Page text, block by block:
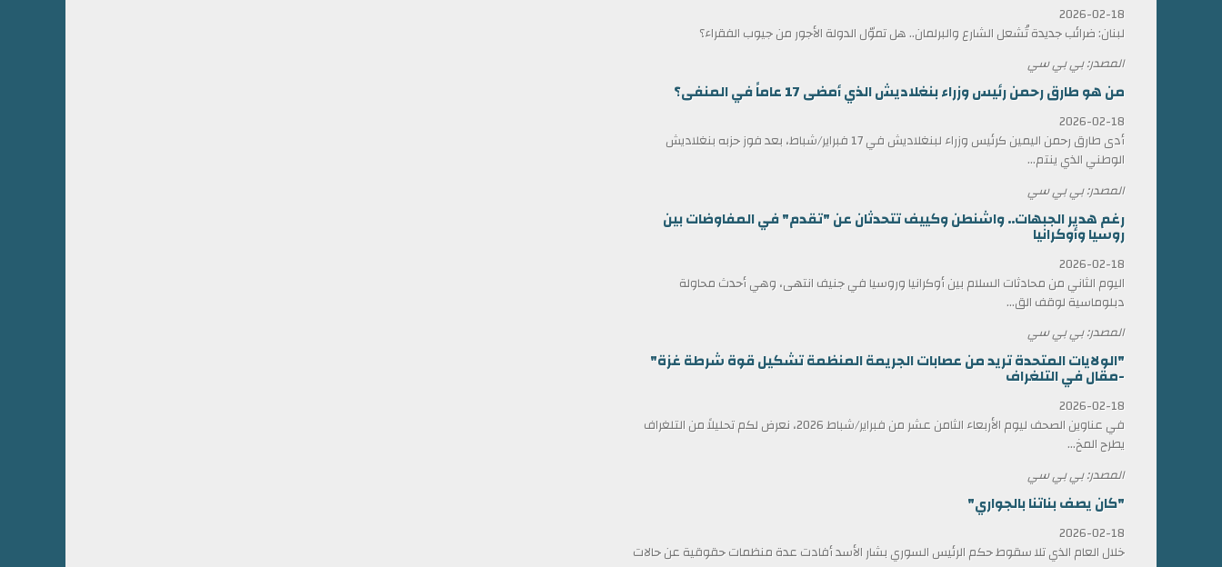
2026-02-18
لبنان: ضرائب جديدة تُشعل الشارع والبرلمان.. هل تموّل الدولة الأجور من جيوب الفقراء؟
المصدر: بي بي سي
من هو طارق رحمن رئيس وزراء بنغلاديش الذي أمضى 17 عاماً في المنفى؟
2026-02-18
أدى طارق رحمن اليمين كرئيس وزراء لبنغلاديش في 17 فبراير/شباط، بعد فوز حزبه بنغلاديش
الوطني الذي ينتم...
المصدر: بي بي سي
رغم هدير الجبهات.. واشنطن وكييف تتحدثان عن "تقدم" في المفاوضات بين
روسيا وأوكرانيا
2026-02-18
اليوم الثاني من محادثات السلام بين أوكرانيا وروسيا في جنيف انتهى، وهي أحدث محاولة
دبلوماسية لوقف الق...
المصدر: بي بي سي
"الولايات المتحدة تريد من عصابات الجريمة المنظمة تشكيل قوة شرطة غزة"
-مقال في التلغراف
2026-02-18
في عناوين الصحف ليوم الأربعاء الثامن عشر من فبراير/شباط 2026، نعرض لكم تحليلاً من التلغراف
يطرح المخ...
المصدر: بي بي سي
"كان يصف بناتنا بالجواري"
2026-02-18
خلال العام الذي تلا سقوط حكم الرئيس السوري بشار الأسد أفادت عدة منظمات حقوقية عن حالات